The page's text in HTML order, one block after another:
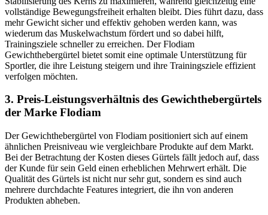
vollständige Bewegungsfreiheit erhalten bleibt. Dies führt dazu, dass
mehr Gewicht sicher und effektiv gehoben werden kann, was
wiederum das Muskelwachstum fördert und so dabei hilft,
Trainingsziele schneller zu erreichen. Der Flodiam
Gewichthebergürtel bietet somit eine optimale Unterstützung für
Sportler, die ihre Leistung steigern und ihre Trainingsziele effizient
verfolgen möchten.
3. Preis-Leistungsverhältnis des Gewichthebergürtels
der Marke Flodiam
Der Gewichthebergürtel von Flodiam positioniert sich auf einem
ähnlichen Preisniveau wie vergleichbare Produkte auf dem Markt.
Bei der Betrachtung der Kosten dieses Gürtels fällt jedoch auf, dass
der Kunde für sein Geld einen erheblichen Mehrwert erhält. Die
Qualität des Gürtels ist nicht nur sehr gut, sondern es sind auch
mehrere durchdachte Features integriert, die ihn von anderen
Produkten abheben.